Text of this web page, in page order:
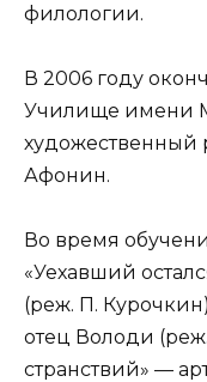
филологии.
В 2006 году
Училище имени
художественный
Афонин.
Во время
«Уехавший
(реж. П.
отец Володи
странствий» —